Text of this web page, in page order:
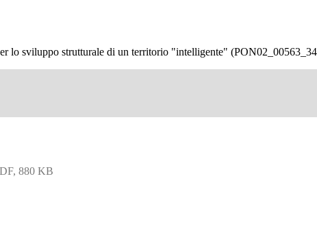
lo sviluppo strutturale di un territorio "intelligente"
880 KB